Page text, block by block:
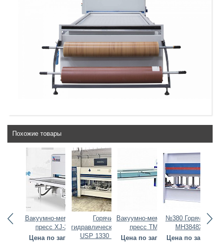
Похожие товары
пресс
Вакуумно-мембранный
пресс XJ-2500A
Цена по запросу тг
Горячий
гидравлический пресс
USP 1330 Patron
Вакуумно-мембранный
пресс TM2480
Цена по запросу тг
№380 Горячий
MH3848X120T
Цена по запросу